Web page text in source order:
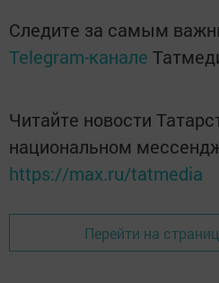
Следите за самым
Telegram-канале
Читайте новости
национальном
https://max.ru/tatmedia
Перейти на